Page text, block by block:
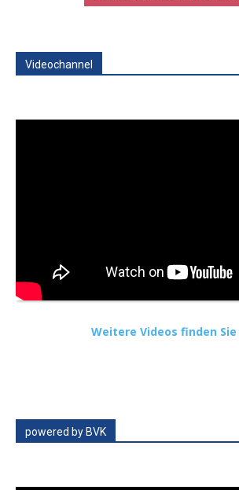
Videochannel
Weitere Videos finden
powered by BVK